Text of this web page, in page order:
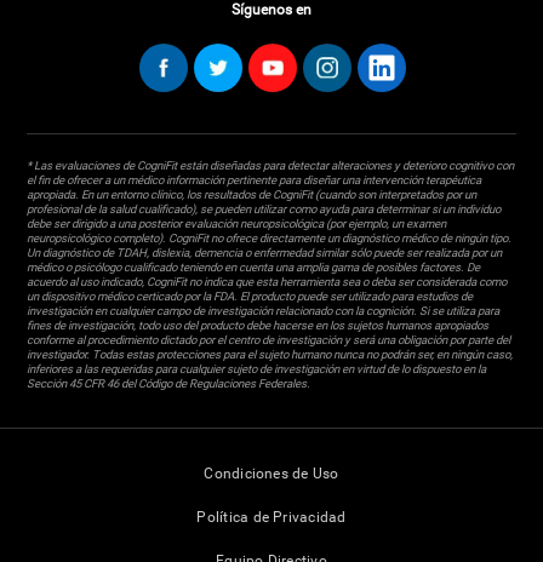
Síguenos en
* Las evaluaciones de CogniFit están diseñadas para detectar alteraciones y deterioro cognitivo con
el fin de ofrecer a un médico información pertinente para diseñar una intervención terapéutica
apropiada. En un entorno clínico, los resultados de CogniFit (cuando son interpretados por un
profesional de la salud cualificado), se pueden utilizar como ayuda para determinar si un individuo
debe ser dirigido a una posterior evaluación neuropsicológica (por ejemplo, un examen
neuropsicológico completo). CogniFit no ofrece directamente un diagnóstico médico de ningún tipo.
Un diagnóstico de TDAH, dislexia, demencia o enfermedad similar sólo puede ser realizada por un
médico o psicólogo cualificado teniendo en cuenta una amplia gama de posibles factores. De
acuerdo al uso indicado, CogniFit no indica que esta herramienta sea o deba ser considerada como
un dispositivo médico certicado por la FDA. El producto puede ser utilizado para estudios de
investigación en cualquier campo de investigación relacionado con la cognición. Si se utiliza para
fines de investigación, todo uso del producto debe hacerse en los sujetos humanos apropiados
conforme al procedimiento dictado por el centro de investigación y será una obligación por parte del
investigador. Todas estas protecciones para el sujeto humano nunca no podrán ser, en ningún caso,
inferiores a las requeridas para cualquier sujeto de investigación en virtud de lo dispuesto en la
Sección 45 CFR 46 del Código de Regulaciones Federales.
Condiciones de Uso
Política de Privacidad